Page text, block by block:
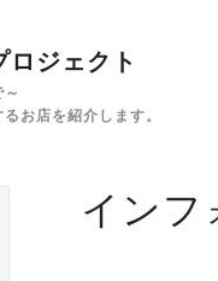
ロジェクト
お店を紹介します。
インフ